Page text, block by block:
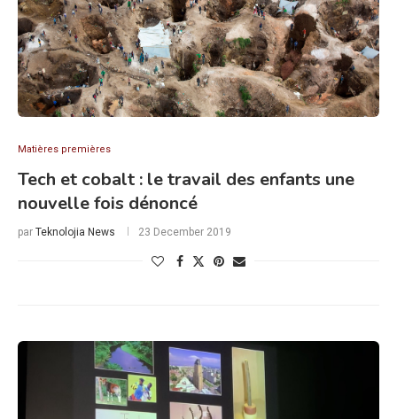
Matières premières
Tech et cobalt : le travail des enfants une
nouvelle fois dénoncé
par Teknolojia News 23 December 2019